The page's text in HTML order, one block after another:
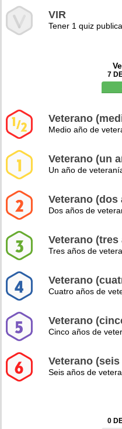
VIR
Tener 1 quiz
7
Veterano
Medio año de
Veterano (un
Un año de
Veterano (dos
Dos años de
Veterano (tres
Tres años de
Veterano
Cuatro años de
Veterano
Cinco años de
Veterano (seis
Seis años de
0